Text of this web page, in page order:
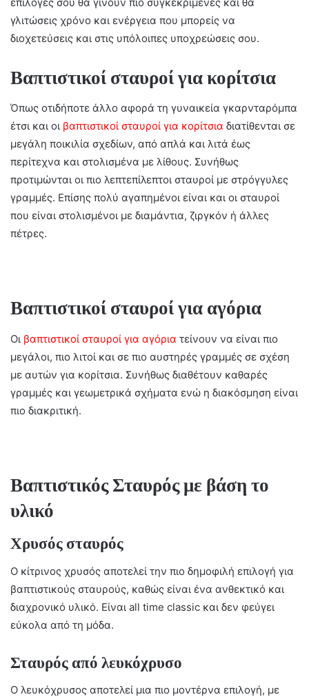
γλιτώσεις χρόνο και ενέργεια που μπορείς να
διοχετεύσεις και στις υπόλοιπες υποχρεώσεις σου.
Βαπτιστικοί σταυροί για κορίτσια
Όπως οτιδήποτε άλλο αφορά τη γυναικεία γκαρνταρόμπα
έτσι και οι βαπτιστικοί σταυροί για κορίτσια διατίθενται σε
μεγάλη ποικιλία σχεδίων, από απλά και λιτά έως
περίτεχνα και στολισμένα με λίθους. Συνήθως
προτιμώνται οι πιο λεπτεπίλεπτοι σταυροί με στρόγγυλες
γραμμές. Επίσης πολύ αγαπημένοι είναι και οι σταυροί
που είναι στολισμένοι με διαμάντια, ζιργκόν ή άλλες
πέτρες.
Βαπτιστικοί σταυροί για αγόρια
Οι βαπτιστικοί σταυροί για αγόρια τείνουν να είναι πιο
μεγάλοι, πιο λιτοί και σε πιο αυστηρές γραμμές σε σχέση
με αυτών για κορίτσια. Συνήθως διαθέτουν καθαρές
γραμμές και γεωμετρικά σχήματα ενώ η διακόσμηση είναι
πιο διακριτική.
Βαπτιστικός Σταυρός με βάση το
υλικό
Χρυσός σταυρός
Ο κίτρινος χρυσός αποτελεί την πιο δημοφιλή επιλογή για
βαπτιστικούς σταυρούς, καθώς είναι ένα ανθεκτικό και
διαχρονικό υλικό. Είναι all time classic και δεν φεύγει
εύκολα από τη μόδα.
Σταυρός από λευκόχρυσο
Ο λευκόχρυσος αποτελεί μια πιο μοντέρνα επιλογή, με